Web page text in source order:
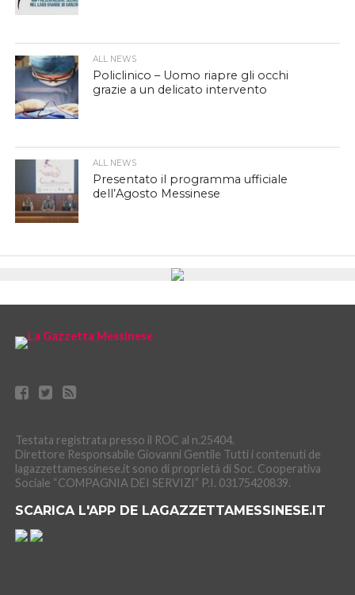
ALL NEWS
Policlinico – Uomo riapre gli occhi
grazie a un delicato intervento
ALL NEWS
Presentato il programma ufficiale
dell’Agosto Messinese
Testata registrata presso il ROC al n.25404.
Direttore Responsabile Giovanni Gentile Tutti i contenuti de
lagazzettamessinese.it sono di proprietà di Soc. Cooperativa
Sociale “COMPAGNIA DEI SERVIZI” P.I. 03175420839.
SCARICA L'APP DE LAGAZZETTAMESSINESE.IT